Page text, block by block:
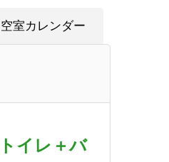
空室カレンダー
イレ＋バ